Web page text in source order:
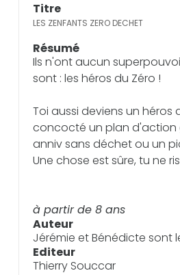
Titre
LES ZENFANTS ZERO DECHET
Résumé
Ils n'ont aucun
sont : les héros du Zéro !
Toi aussi deviens un héros
concocté un plan d'action
anniv sans déchet ou un
Une chose est sûre, tu ne
à partir de 8 ans
Auteur
Jérémie et Bénédicte sont
Editeur
Thierry Souccar